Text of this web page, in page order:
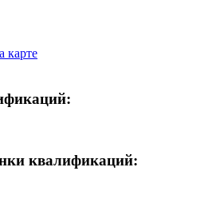
карте
квалификаций: